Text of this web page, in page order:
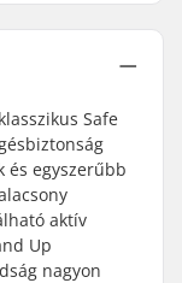
Safe
és egyszerűbb
aktív
Up
nagyon